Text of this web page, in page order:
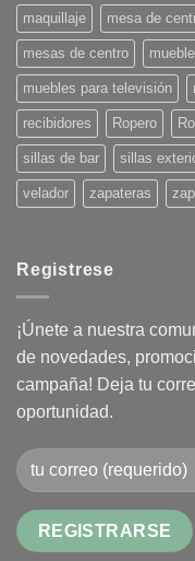
maquillaje mesa de
mesas de centro
muebles para televisión
recibidores Ropero
sillas de bar sillas
velador zapateras
Registrese
¡Únete a nuestra
de novedades,
campaña! Deja tu
oportunidad.